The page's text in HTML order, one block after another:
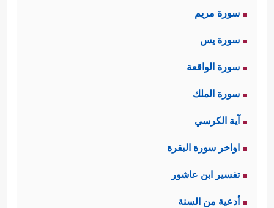
سورة مريم
سورة يس
سورة الواقعة
سورة الملك
آية الكرسي
اواخر سورة البقرة
تفسير ابن عاشور
أدعية من السنة